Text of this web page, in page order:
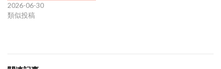
2026-06-30
類似投稿